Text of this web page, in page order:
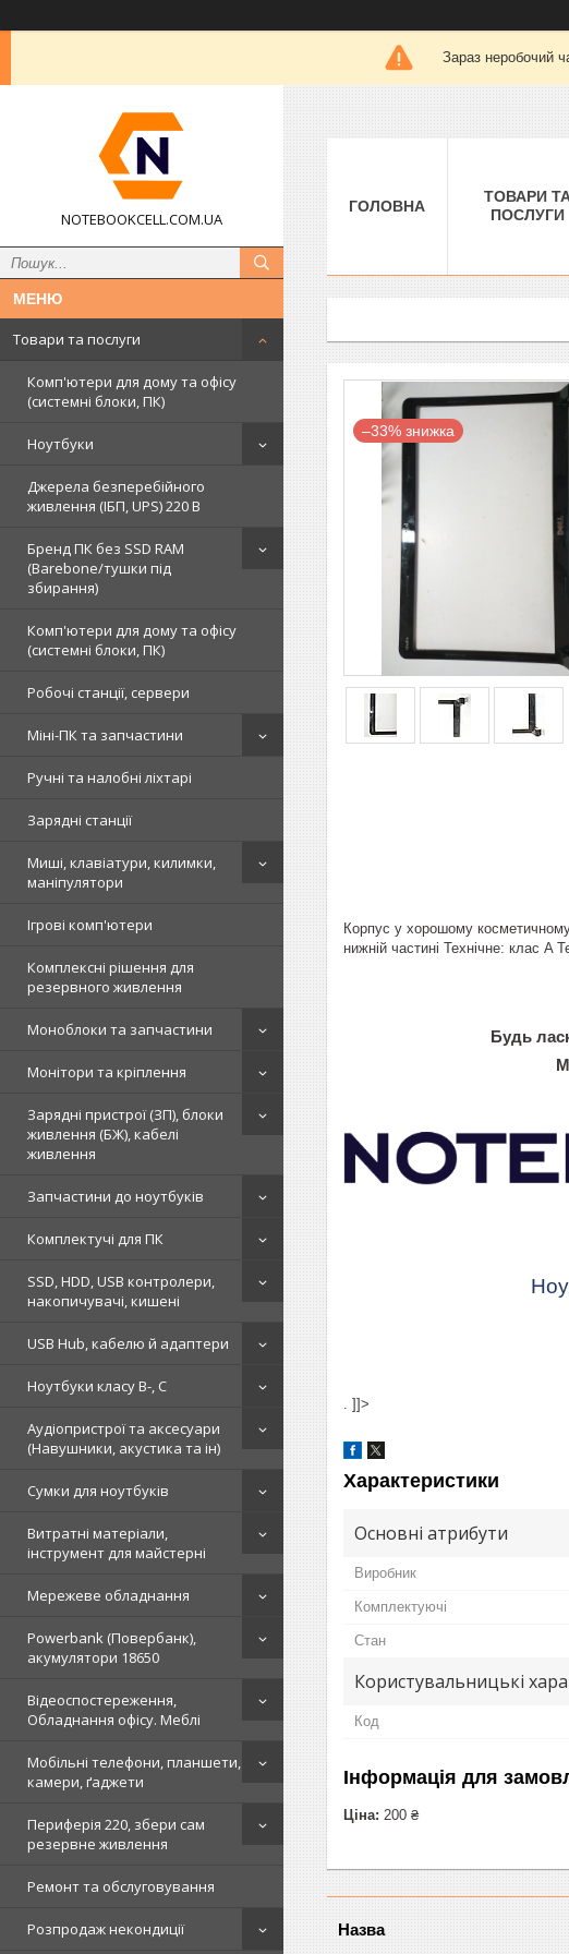
Зараз неробочий
NOTEBOOKCELL.COM.UA
Товари та послуги
Комп'ютери для дому та офісу
(системні блоки, ПК)
Ноутбуки
Джерела безперебійного
живлення (ІБП, UPS) 220 В
Бренд ПК без SSD RAM
(Barebone/тушки під
збирання)
Комп'ютери для дому та офісу
(системні блоки, ПК)
Робочі станції, сервери
Міні-ПК та запчастини
Ручні та налобні ліхтарі
Зарядні станції
Миші, клавіатури, килимки,
маніпулятори
Ігрові комп'ютери
Комплексні рішення для
резервного живлення
Моноблоки та запчастини
Монітори та кріплення
Зарядні пристрої (ЗП), блоки
живлення (БЖ), кабелі
живлення
Запчастини до ноутбуків
Комплектучі для ПК
SSD, HDD, USB контролери,
накопичувачі, кишені
USB Hub, кабелю й адаптери
Ноутбуки класу B-, C
Аудіопристрої та аксесуари
(Навушники, акустика та ін)
Сумки для ноутбуків
Витратні матеріали,
інструмент для майстерні
Мережеве обладнання
Powerbank (Повербанк),
акумулятори 18650
Відеоспостереження,
Обладнання офісу. Меблі
Мобільні телефони, планшети,
камери, ґаджети
Периферія 220, збери сам
резервне живлення
Ремонт та обслуговування
Розпродаж некондиції
ГОЛОВНА
ТОВАРИ
ПОСЛУГИ
–33%
Корпус у хорошому
нижній частині Технічне: клас A
Будь
. ]]>
Характеристики
Основні атрибути
Виробник
Комплектуючі
Стан
Користувальницькі
Код
Інформація для
Ціна: 200 ₴